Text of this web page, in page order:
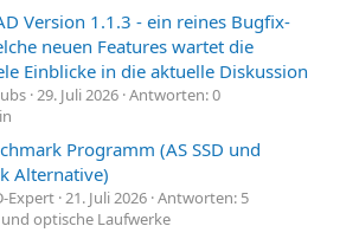
Version 1.1.3 - ein reines Bugfix-
neuen Features wartet die
Einblicke in die aktuelle Diskussion
29. Juli 2026 Antworten: 0
Programm (AS SSD und
Alternative)
Expert 21. Juli 2026 Antworten: 5
und optische Laufwerke